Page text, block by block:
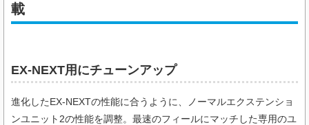
載
EX-NEXT用にチューンアップ
進化したEX-NEXTの性能に合うように、ノーマルエクステンショ
ンユニット2の性能を調整。最速のフィールにマッチした専用のユ